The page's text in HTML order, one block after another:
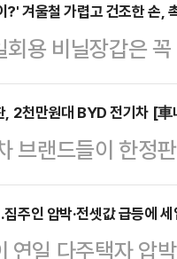
치고 나섰다. 보
부는 여전히 아리
발상이자, 대통령
다.이 대통령은 7
세 부담에 나라를
?' 겨울철 가렵고 건조한 손,
용 비닐장갑은
나 청소할 때 잠
소분, 여행용 칫
로 활용할 수 있
, 양념 등을 비닐
요할 때마다 손가
2천만원대 BYD 전기차 [車
브랜드들이 한정
는 5시리즈와
성능과 희소성을
주인 압박·전셋값 급등에 세
연일 다주택자 압